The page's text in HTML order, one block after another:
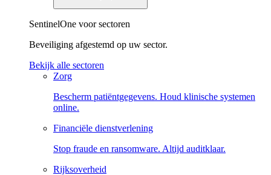
SentinelOne voor sectoren
Beveiliging afgestemd op uw sector.
Bekijk alle sectoren
Zorg
Bescherm patiëntgegevens. Houd klinische systemen
online.
Financiële dienstverlening
Stop fraude en ransomware. Altijd auditklaar.
Rijksoverheid